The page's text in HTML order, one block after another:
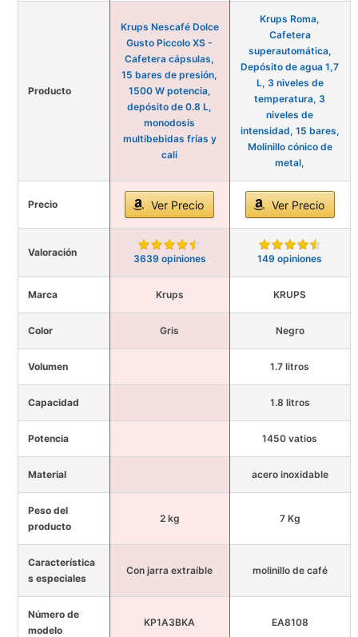
Producto
Krups Nescafé Dolce
Gusto Piccolo XS -
Cafetera cápsulas,
15 bares de presión,
1500 W potencia,
depósito de 0.8 L,
monodosis
multibebidas frías y
cali
Krups Roma,
Cafetera
superautomática,
Depósito de agua 1,7
L, 3 niveles de
temperatura, 3
niveles de
intensidad, 15 bares,
Molinillo cónico de
metal,
Precio Ver Precio Ver Precio
Valoración
3639 opiniones 149 opiniones
Marca Krups KRUPS
Color Gris Negro
Volumen 1.7 litros
Capacidad 1.8 litros
Potencia 1450 vatios
Material acero inoxidable
Peso del
producto
2 kg 7 Kg
Característica
s especiales
Con jarra extraíble molinillo de café
Número de
modelo
KP1A3BKA EA8108